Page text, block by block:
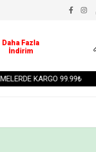
KARGO 99.99₺
Daha Fazla
İndirim